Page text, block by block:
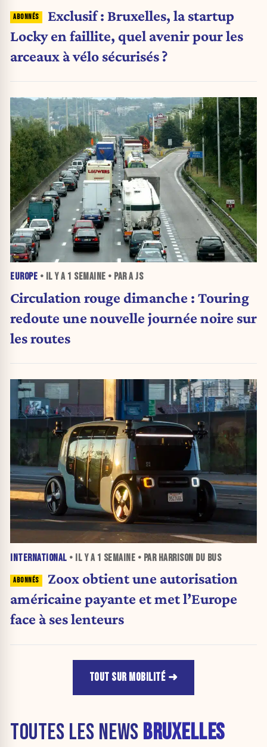
Exclusif : Bruxelles, la startup
Locky en faillite, quel avenir pour les
arceaux à vélo sécurisés ?
EUROPE • IL Y A 1 SEMAINE • PAR A JS
Circulation rouge dimanche : Touring
redoute une nouvelle journée noire sur
les routes
INTERNATIONAL • IL Y A 1 SEMAINE • PAR HARRISON DU BUS
Zoox obtient une autorisation
américaine payante et met l’Europe
face à ses lenteurs
TOUT SUR MOBILITÉ
TOUTES LES NEWS BRUXELLES